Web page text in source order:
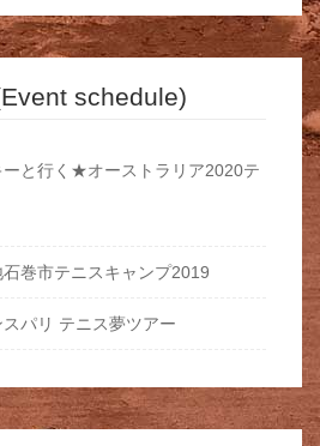
schedule)
と行く★オーストラリア2020テ
巻市テニスキャンプ2019
パリ テニス夢ツアー